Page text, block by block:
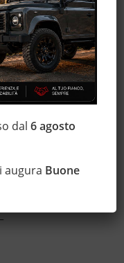
ESPOSIZIONE !!!
NEI
dal6 agosto
augura Buone